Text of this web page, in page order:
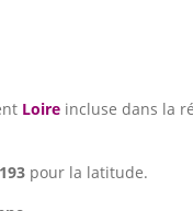
Loire incluse dans la
pour la latitude.